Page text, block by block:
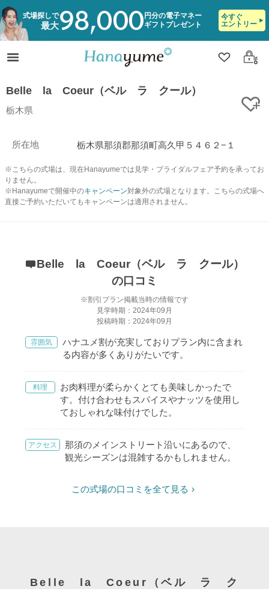
式場探しで
最大98,000 円分の電子マネー
ギフトプレゼント
今すぐ
エントリー
クリップ
ログ
Belle la Coeur（ベル ラ クール）
栃木県
所在地 栃木県那須郡那須町高久甲５４６２−１
※こちらの式場は、現在Hanayumeでは見学・ブライダルフェア予約を承ってお
りません。
※Hanayumeで開催中のキャンペーン対象外の式場となります。こちらの式場へ
直接ご予約いただいてもキャンペーンは適用されません。
Belle la Coeur（ベル ラ クール）
の口コミ
※割引プラン掲載当時の情報です
見学時期：2024年09月
投稿時期：2024年09月
雰囲気
ハナユメ割が充実しておりプラン内に含まれ
る内容が多くありがたいです。
料理
お肉料理が柔らかくとても美味しかったで
す。付け合わせもスパイスやナッツを使用し
ておしゃれな味付けでした。
アクセス
那須のメインストリート沿いにあるので、
観光シーズンは混雑するかもしれません。
この式場の口コミを全て見る
Belle la Coeur（ベル ラ ク